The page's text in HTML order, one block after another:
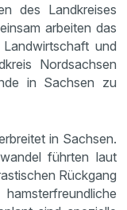
des Landkreises
arbeiten das
und
Nordsachsen
in Sachsen zu
in Sachsen.
führten laut
Rückgang